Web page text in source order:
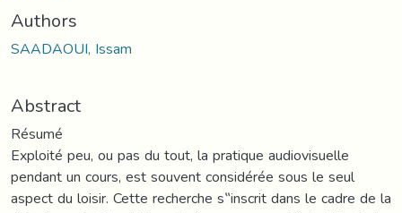
Authors
SAADAOUI, Issam
Abstract
Résumé
Exploité peu, ou pas du tout, la pratique audiovisuelle
pendant un cours, est souvent considérée sous le seul
aspect du loisir. Cette recherche s‟inscrit dans le cadre de la